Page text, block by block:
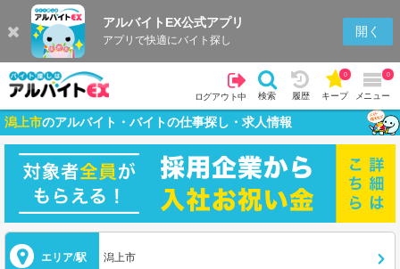
アルバイトEX公式アプリ
アプリで快適にバイト探し
開く
ログアウト中 検索 履歴 キープ
0
メニュー
0
潟上市のアルバイト・バイトの仕事探し・求人情報
エリア/駅 潟上市